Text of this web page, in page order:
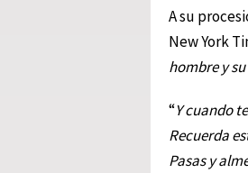
A su
New York
hombre y
“Y cuando
Recuerda
Pasas y